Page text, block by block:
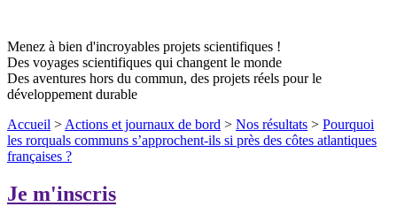
Menez à bien d'incroyables projets scientifiques !
Des voyages scientifiques qui changent le monde
Des aventures hors du commun, des projets réels pour le
développement durable
Accueil > Actions et journaux de bord > Nos résultats > Pourquoi
les rorquals communs s’approchent-ils si près des côtes atlantiques
françaises ?
Je m'inscris